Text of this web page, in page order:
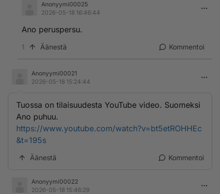
Anonyymi00025
2026-05-18 16:46:44
Ano peruspersu.
1 Äänestä Kommentoi
Anonyymi00021
2026-05-18 15:24:44
Tuossa on tilaisuudesta YouTube video. Suomeksi
Ano puhuu.
https://www.youtube.com/watch?v=bt5etROHHEc
&t=195s
Äänestä Kommentoi
Anonyymi00022
2026-05-18 15:46:29